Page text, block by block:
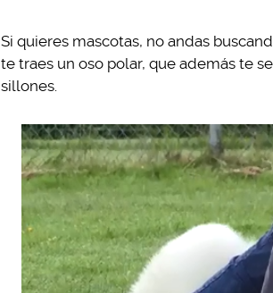
Si quieres mascotas, no andas
te traes un oso polar, que además te
sillones.